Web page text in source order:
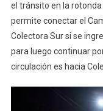
el tránsito en la
permite conectar el
Colectora Sur si se
para luego continuar
circulación es hacia